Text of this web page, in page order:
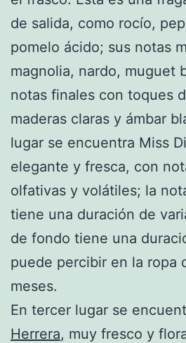
de salida, como rocío,
pomelo ácido; sus notas
magnolia, nardo, muguet
notas finales con toques
maderas claras y ámbar
lugar se encuentra Miss
elegante y fresca, con
olfativas y volátiles; la
tiene una duración de
de fondo tiene una
puede percibir en la ropa
meses.
En tercer lugar se
Herrera, muy fresco y